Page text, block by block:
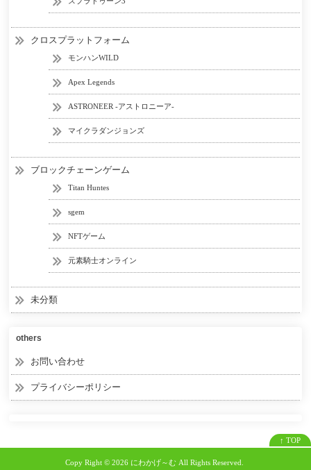
クロスプラットフォーム
モンハンWILD
Apex Legends
ASTRONEER -アストロニーア-
マイクラダンジョンズ
ブロックチェーンゲーム
Titan Huntes
sgem
NFTゲーム
元素騎士オンライン
未分類
others
お問い合わせ
プライバシーポリシー
↑ TOP
Copy Right © 2026 にわかげ～む All Rights Reserved.